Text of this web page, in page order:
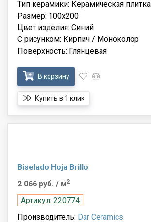
Тип керамики: Керамическая плитка
Размер: 100x200
Цвет изделия: Синий
С рисунком: Кирпич / Моноколор
Поверхность: Глянцевая
В корзину
Купить в 1 клик
Biselado Hoja Brillo
2 066 руб. / м2
Артикул: 220774
Производитель: Dar Ceramics